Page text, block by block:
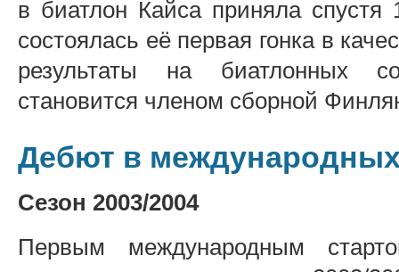
в биатлон Кайса приняла
состоялась её первая гонка в
результаты на биатлонных
становится членом сборной
Дебют в
Сезон 2003/2004
Первым международным